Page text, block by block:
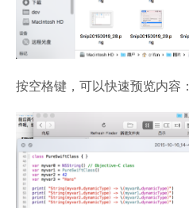
按空格键，可以快速预览内容：